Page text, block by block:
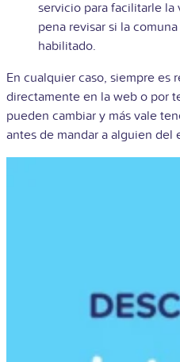
servicio para facilitarle la
pena revisar si la
habilitado.
En cualquier caso, siempre es
directamente en la web o por
pueden cambiar y más vale
antes de mandar a alguien del